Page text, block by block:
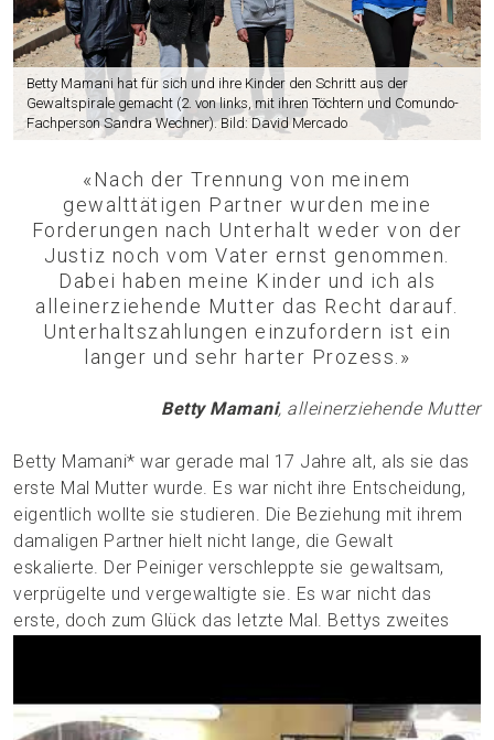
Betty Mamani hat für sich und ihre Kinder den Schritt aus der
Gewaltspirale gemacht (2. von links, mit ihren Töchtern und Comundo-
Fachperson Sandra Wechner). Bild: David Mercado
«Nach der Trennung von meinem
gewalttätigen Partner wurden meine
Forderungen nach Unterhalt weder von der
Justiz noch vom Vater ernst genommen.
Dabei haben meine Kinder und ich als
alleinerziehende Mutter das Recht darauf.
Unterhaltszahlungen einzufordern ist ein
langer und sehr harter Prozess.»
Betty Mamani, alleinerziehende Mutter
Betty Mamani* war gerade mal 17 Jahre alt, als sie das
erste Mal Mutter wurde. Es war nicht ihre Entscheidung,
eigentlich wollte sie studieren. Die Beziehung mit ihrem
damaligen Partner hielt nicht lange, die Gewalt
eskalierte. Der Peiniger verschleppte sie gewaltsam,
verprügelte und vergewaltigte sie. Es war nicht das
erste, doch zum Glück das letzte Mal. Bettys zweites
alleine gestellt. Von einem Tag auf den anderen musste
sie als alleinerziehende Mutter den ganzen